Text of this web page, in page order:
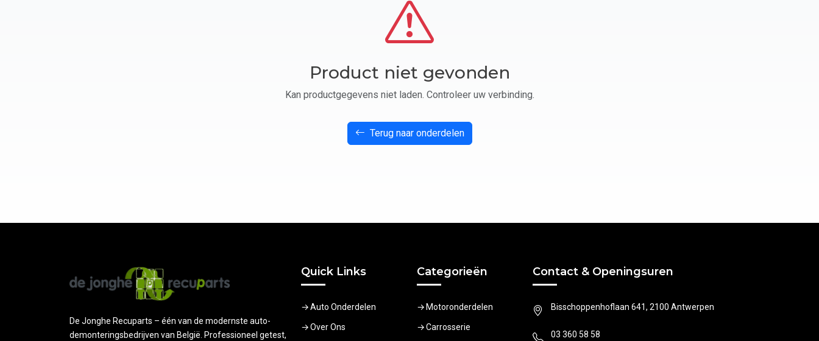
Product niet gevonden
Kan productgegevens niet laden. Controleer uw verbinding.
Terug naar onderdelen
De Jonghe Recuparts – één van de modernste auto-
demonteringsbedrijven van België. Professioneel getest,
Quick Links
Auto Onderdelen
Over Ons
Categorieën
Motoronderdelen
Carrosserie
Contact & Openingsuren
Bisschoppenhoflaan 641, 2100 Antwerpen
03 360 58 58